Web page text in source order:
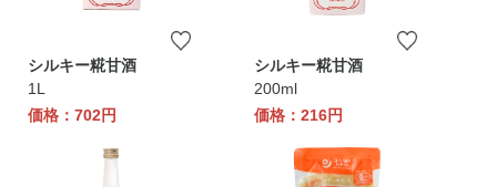
シルキー糀甘酒
1L
価格：702円
シルキー糀甘酒
200ml
価格：216円